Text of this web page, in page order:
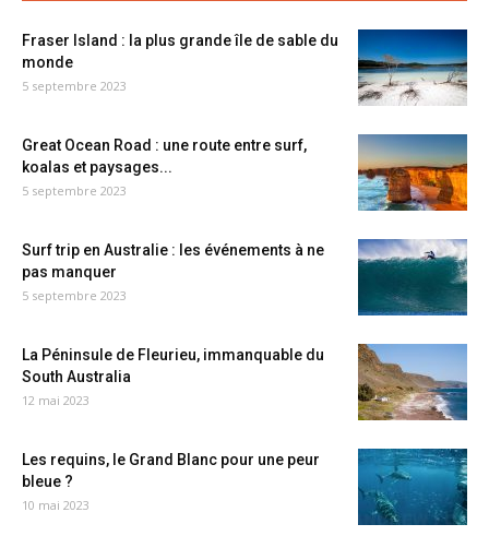
Fraser Island : la plus grande île de sable du
monde
5 septembre 2023
Great Ocean Road : une route entre surf,
koalas et paysages...
5 septembre 2023
Surf trip en Australie : les événements à ne
pas manquer
5 septembre 2023
La Péninsule de Fleurieu, immanquable du
South Australia
12 mai 2023
Les requins, le Grand Blanc pour une peur
bleue ?
10 mai 2023